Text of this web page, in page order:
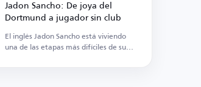
Jadon Sancho: De joya del
Dortmund a jugador sin club
El inglés Jadon Sancho está viviendo
una de las etapas más difíciles de su